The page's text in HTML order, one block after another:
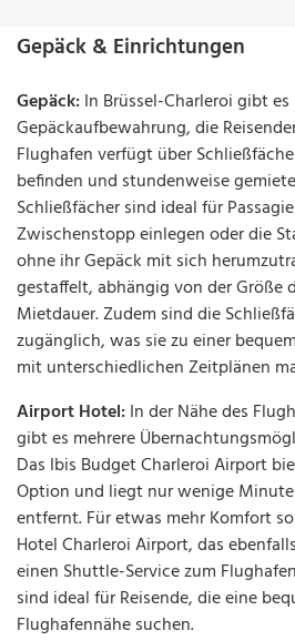
Gepäck & Einrichtungen
Gepäck:In Brüssel-Charleroi gibt
Gepäckaufbewahrung, die
Flughafen verfügt über
befinden und stundenweise
Schließfächer sind ideal für
Zwischenstopp einlegen oder die
ohne ihr Gepäck mit sich
gestaffelt, abhängig von der Größe
Mietdauer. Zudem sind die
zugänglich, was sie zu einer
mit unterschiedlichen Zeitplänen
Airport Hotel:In der Nähe des
gibt es mehrere
Das Ibis Budget Charleroi Airport
Option und liegt nur wenige
entfernt. Für etwas mehr Komfort
Hotel Charleroi Airport, das
einen Shuttle-Service zum
sind ideal für Reisende, die eine
Flughafennähe suchen.